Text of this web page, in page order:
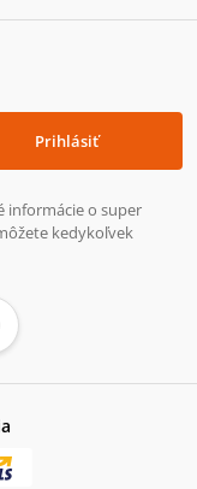
Prihlásiť
informácie o super
kedykoľvek